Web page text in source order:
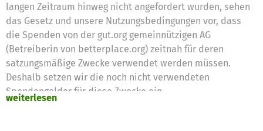
langen Zeitraum hinweg nicht angefordert wurden, sehen
das Gesetz und unsere Nutzungsbedingungen vor, dass
die Spenden von der gut.org gemeinnützigen AG
(Betreiberin von betterplace.org) zeitnah für deren
satzungsmäßige Zwecke verwendet werden müssen.
Deshalb setzen wir die noch nicht verwendeten
Spendengelder für diese Zwecke ein
weiterlesen